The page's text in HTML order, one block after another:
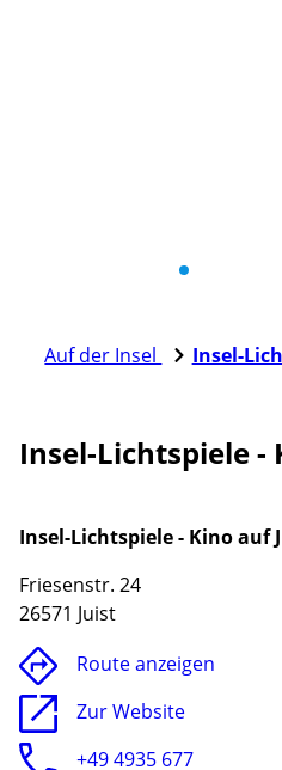
Auf der Insel Insel-
Insel-Lichtspiele -
Insel-Lichtspiele - Kino auf
Friesenstr. 24
26571 Juist
Route anzeigen
Zur Website
+49 4935 677